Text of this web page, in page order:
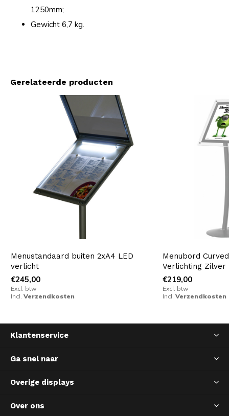
1250mm;
Gewicht 6,7 kg.
Gerelateerde producten
Menustandaard buiten 2xA4 LED
verlicht
€245,00
Excl. btw
Incl. Verzendkosten
Menubord
Verlichting Zilver
€219,00
Excl. btw
Incl. Verzendkosten
Klantenservice
Ga snel naar
Overige displays
Over ons